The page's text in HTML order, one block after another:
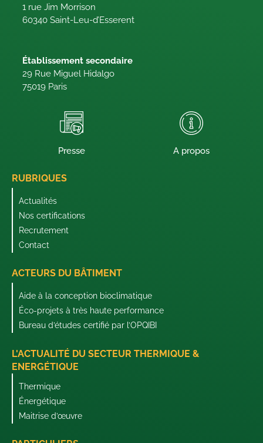
1 rue Jim Morrison
60340 Saint-Leu-d’Esserent
Établissement secondaire
29 Rue Miguel Hidalgo
75019 Paris
Presse A propos
RUBRIQUES
Actualités
Nos certifications
Recrutement
Contact
ACTEURS DU BÂTIMENT
Aide à la conception bioclimatique
Éco-projets à très haute performance
Bureau d’études certifié par l’OPQIBI
L'ACTUALITÉ DU SECTEUR THERMIQUE &
ENERGÉTIQUE
Thermique
Énergétique
Maitrise d’œuvre